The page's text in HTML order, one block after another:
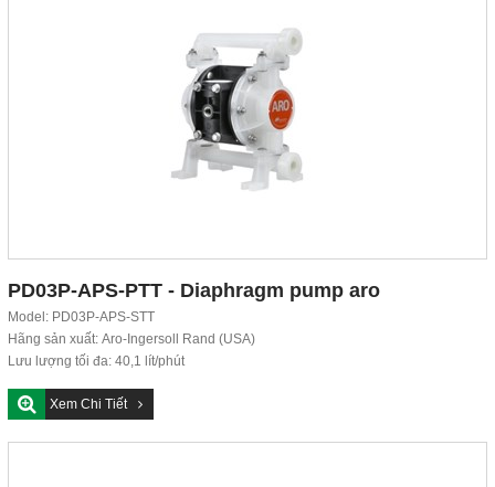
PD03P-APS-PTT - Diaphragm pump aro
Model: PD03P-APS-STT
Hãng sản xuất: Aro-Ingersoll Rand (USA)
Lưu lượng tối đa: 40,1 lít/phút
Xem Chi Tiết